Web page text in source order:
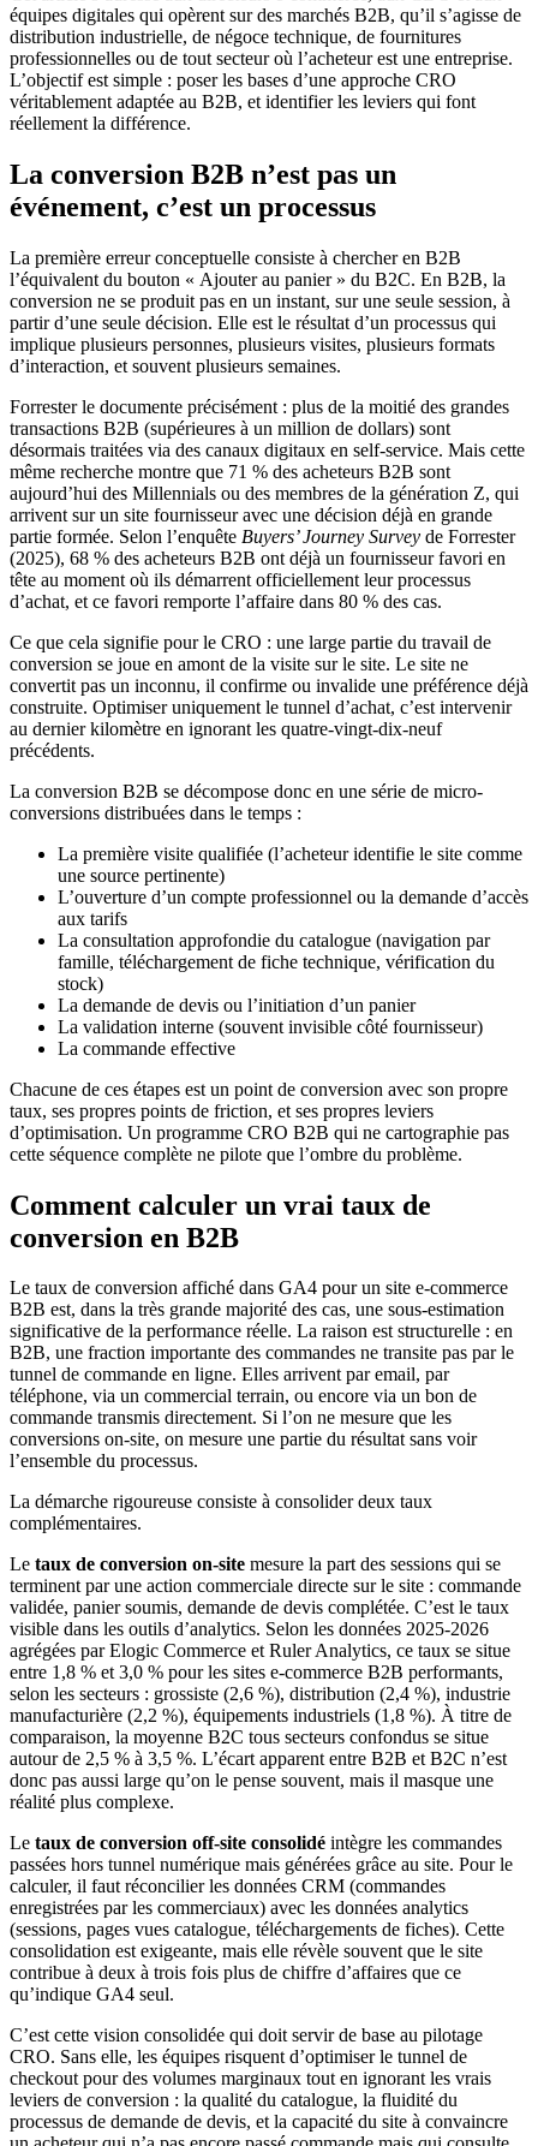
équipes digitales qui opèrent sur des marchés B2B, qu’il s’agisse de
distribution industrielle, de négoce technique, de fournitures
professionnelles ou de tout secteur où l’acheteur est une entreprise.
L’objectif est simple : poser les bases d’une approche CRO
véritablement adaptée au B2B, et identifier les leviers qui font
réellement la différence.
La conversion B2B n’est pas un
événement, c’est un processus
La première erreur conceptuelle consiste à chercher en B2B
l’équivalent du bouton « Ajouter au panier » du B2C. En B2B, la
conversion ne se produit pas en un instant, sur une seule session, à
partir d’une seule décision. Elle est le résultat d’un processus qui
implique plusieurs personnes, plusieurs visites, plusieurs formats
d’interaction, et souvent plusieurs semaines.
Forrester le documente précisément : plus de la moitié des grandes
transactions B2B (supérieures à un million de dollars) sont
désormais traitées via des canaux digitaux en self-service. Mais cette
même recherche montre que 71 % des acheteurs B2B sont
aujourd’hui des Millennials ou des membres de la génération Z, qui
arrivent sur un site fournisseur avec une décision déjà en grande
partie formée. Selon l’enquête Buyers’ Journey Survey de Forrester
(2025), 68 % des acheteurs B2B ont déjà un fournisseur favori en
tête au moment où ils démarrent officiellement leur processus
d’achat, et ce favori remporte l’affaire dans 80 % des cas.
Ce que cela signifie pour le CRO : une large partie du travail de
conversion se joue en amont de la visite sur le site. Le site ne
convertit pas un inconnu, il confirme ou invalide une préférence déjà
construite. Optimiser uniquement le tunnel d’achat, c’est intervenir
au dernier kilomètre en ignorant les quatre-vingt-dix-neuf
précédents.
La conversion B2B se décompose donc en une série de micro-
conversions distribuées dans le temps :
La première visite qualifiée (l’acheteur identifie le site comme
une source pertinente)
L’ouverture d’un compte professionnel ou la demande d’accès
aux tarifs
La consultation approfondie du catalogue (navigation par
famille, téléchargement de fiche technique, vérification du
stock)
La demande de devis ou l’initiation d’un panier
La validation interne (souvent invisible côté fournisseur)
La commande effective
Chacune de ces étapes est un point de conversion avec son propre
taux, ses propres points de friction, et ses propres leviers
d’optimisation. Un programme CRO B2B qui ne cartographie pas
cette séquence complète ne pilote que l’ombre du problème.
Comment calculer un vrai taux de
conversion en B2B
Le taux de conversion affiché dans GA4 pour un site e-commerce
B2B est, dans la très grande majorité des cas, une sous-estimation
significative de la performance réelle. La raison est structurelle : en
B2B, une fraction importante des commandes ne transite pas par le
tunnel de commande en ligne. Elles arrivent par email, par
téléphone, via un commercial terrain, ou encore via un bon de
commande transmis directement. Si l’on ne mesure que les
conversions on-site, on mesure une partie du résultat sans voir
l’ensemble du processus.
La démarche rigoureuse consiste à consolider deux taux
complémentaires.
Le taux de conversion on-site mesure la part des sessions qui se
terminent par une action commerciale directe sur le site : commande
validée, panier soumis, demande de devis complétée. C’est le taux
visible dans les outils d’analytics. Selon les données 2025-2026
agrégées par Elogic Commerce et Ruler Analytics, ce taux se situe
entre 1,8 % et 3,0 % pour les sites e-commerce B2B performants,
selon les secteurs : grossiste (2,6 %), distribution (2,4 %), industrie
manufacturière (2,2 %), équipements industriels (1,8 %). À titre de
comparaison, la moyenne B2C tous secteurs confondus se situe
autour de 2,5 % à 3,5 %. L’écart apparent entre B2B et B2C n’est
donc pas aussi large qu’on le pense souvent, mais il masque une
réalité plus complexe.
Le taux de conversion off-site consolidé intègre les commandes
passées hors tunnel numérique mais générées grâce au site. Pour le
calculer, il faut réconcilier les données CRM (commandes
enregistrées par les commerciaux) avec les données analytics
(sessions, pages vues catalogue, téléchargements de fiches). Cette
consolidation est exigeante, mais elle révèle souvent que le site
contribue à deux à trois fois plus de chiffre d’affaires que ce
qu’indique GA4 seul.
C’est cette vision consolidée qui doit servir de base au pilotage
CRO. Sans elle, les équipes risquent d’optimiser le tunnel de
checkout pour des volumes marginaux tout en ignorant les vrais
leviers de conversion : la qualité du catalogue, la fluidité du
processus de demande de devis, et la capacité du site à convaincre